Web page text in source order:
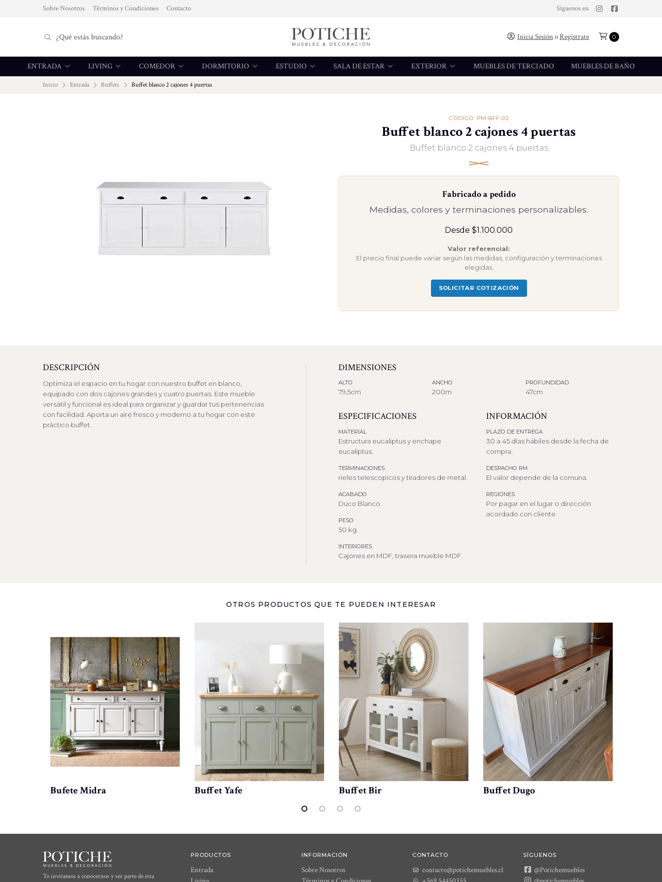
Sobre Nosotros Términos y Condiciones Contacto Síguenos en
Inicia SesiónoRegístrate 0
ENTRADA LIVING COMEDOR DORMITORIO ESTUDIO SALA DE ESTAR EXTERIOR MUEBLES DE TERCIADO MUEBLES DE BAÑO
Inicio Entrada Buffets Buffet blanco 2 cajones 4 puertas
CÓDIGO: PM-BFF-02
Buffet blanco 2 cajones 4 puertas
Buffet blanco 2 cajones 4 puertas
Fabricado a pedido
Medidas, colores y terminaciones personalizables.
Desde $1.100.000
Valor referencial:
El precio final puede variar según las medidas, configuración y terminaciones
elegidas.
SOLICITAR COTIZACIÓN
DESCRIPCIÓN
Optimiza el espacio en tu hogar con nuestro buffet en blanco,
equipado con dos cajones grandes y cuatro puertas. Este mueble
versátil y funcional es ideal para organizar y guardar tus pertenencias
con facilidad. Aporta un aire fresco y moderno a tu hogar con este
práctico buffet.
DIMENSIONES
ALTO
79,5cm
ANCHO
200m
PROFUNDIDAD
47cm
ESPECIFICACIONES
MATERIAL
Estructura eucaliptus y enchape
eucaliptus.
TERMINACIONES
rieles telescopicos y tiradores de metal.
ACABADO
Duco Blanco.
PESO
50 kg.
INTERIORES
Cajones en MDF, trasera mueble MDF.
INFORMACIÓN
PLAZO DE ENTREGA
30 a 45 días hábiles desde la fecha de
compra.
DESPACHO RM
El valor depende de la comuna.
REGIONES
Por pagar en el lugar o dirección
acordado con cliente.
OTROS PRODUCTOS QUE TE PUEDEN INTERESAR
Bufete Midra Buffet Yafe Buffet Bir Buffet Dugo
Te invitamos a conocernos y ser parte de esta
PRODUCTOS
Entrada
INFORMACIÓN
Sobre Nosotros
CONTACTO
contacto@potichemuebles.cl
SÍGUENOS
@Potichemuebles